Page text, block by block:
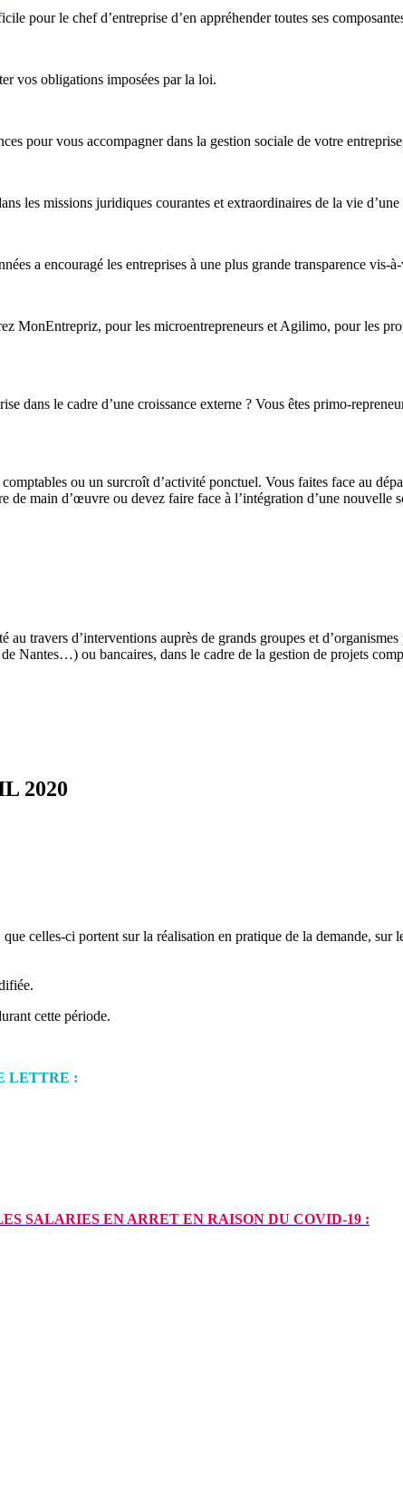
pour le chef d’entreprise d’en appréhender toutes ses
vos obligations imposées par la loi.
pour vous accompagner dans la gestion sociale de votre
les missions juridiques courantes et extraordinaires de la vie d’une
a encouragé les entreprises à une plus grande transparence
MonEntrepriz, pour les microentrepreneurs et Agilimo, pour les
dans le cadre d’une croissance externe ? Vous êtes primo-
ou un surcroît d’activité ponctuel. Vous faites face au
main d’œuvre ou devez faire face à l’intégration d’une nouvelle
travers d’interventions auprès de grands groupes et
Nantes…) ou bancaires, dans le cadre de la gestion de projets
2020
celles-ci portent sur la réalisation en pratique de la demande, sur
cette période.
LETTRE :
SALARIES EN ARRET EN RAISON DU COVID-19 :